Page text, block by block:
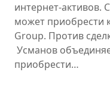
интернет-активов.
может приобрести
Group. Против
Усманов
приобрести…